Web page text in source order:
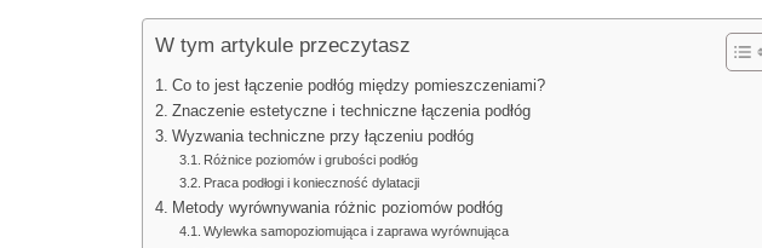
W tym artykule przeczytasz
Co to jest łączenie podłóg między pomieszczeniami?
Znaczenie estetyczne i techniczne łączenia podłóg
Wyzwania techniczne przy łączeniu podłóg
Różnice poziomów i grubości podłóg
Praca podłogi i konieczność dylatacji
Metody wyrównywania różnic poziomów podłóg
Wylewka samopoziomująca i zaprawa wyrównująca